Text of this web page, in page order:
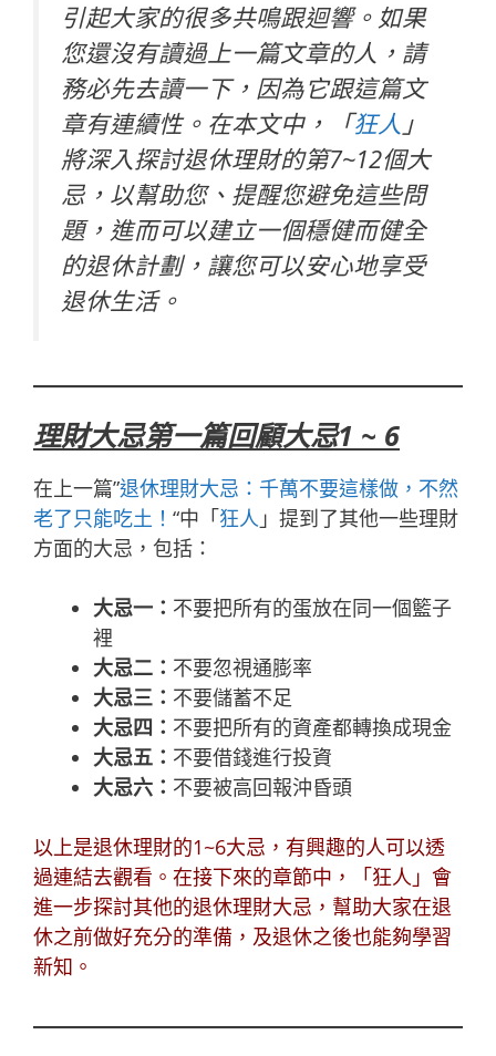
引起大家的很多共鳴跟迴響。如果
您還沒有讀過上一篇文章的人，請
務必先去讀一下，因為它跟這篇文
章有連續性。在本文中，「狂人 」
將深入探討退休理財的第7~12個大
忌，以幫助您、提醒您避免這些問
題，進而可以建立一個穩健而健全
的退休計劃，讓您可以安心地享受
退休生活。
理財大忌第一篇回顧大忌1 ~ 6
在上一篇”退休理財大忌：千萬不要這樣做，不然
老了只能吃土！ “中「狂人 」提到了其他一些理財
方面的大忌，包括：
大忌一： 不要把所有的蛋放在同一個籃子
裡
大忌二： 不要忽視通膨率
大忌三： 不要儲蓄不足
大忌四： 不要把所有的資產都轉換成現金
大忌五： 不要借錢進行投資
大忌六： 不要被高回報沖昏頭
以上是退休理財的1~6大忌，有興趣的人可以透
過連結去觀看。在接下來的章節中，「狂人 」會
進一步探討其他的退休理財大忌，幫助大家在退
休之前做好充分的準備，及退休之後也能夠學習
新知。